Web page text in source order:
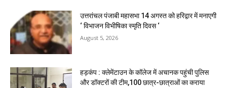
उत्तरांचल पंजाबी महासभा 14 अगस्त को हरिद्वार में मनाएगी
‘ विभाजन विभीषिका स्मृति दिवस ‘
August 5, 2026
हड़कंप : क्लेमेंटाउन के कॉलेज में अचानक पहुंची पुलिस
और डॉक्टरों की टीम,100 छात्र-छात्राओं का कराया